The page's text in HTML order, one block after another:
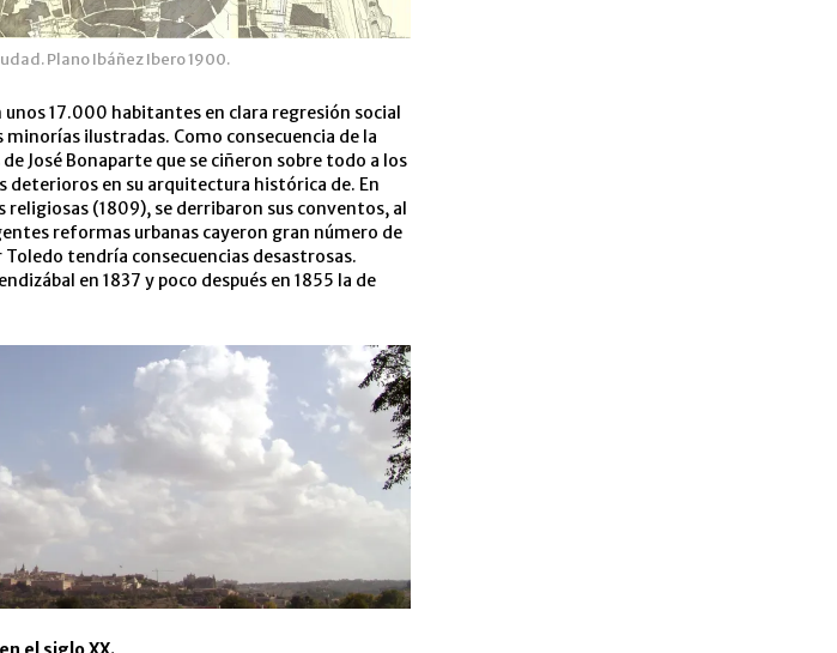
Plano Ibáñez Ibero 1900.
17.000 habitantes en clara regresión social
ilustradas. Como consecuencia de la
José Bonaparte que se ciñeron sobre todo a los
deterioros en su arquitectura histórica de. En
religiosas (1809), se derribaron sus conventos, al
reformas urbanas cayeron gran número de
tendría consecuencias desastrosas.
en 1837 y poco después en 1855 la de